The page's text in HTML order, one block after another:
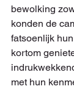
bewolking
konden de
fatsoenlijk
kortom
met hun